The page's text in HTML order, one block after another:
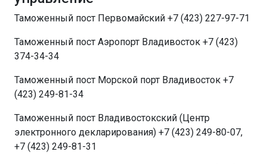
Таможенный пост Первомайский +7 (423) 227-97-71
Таможенный пост Аэропорт Владивосток +7 (423)
374-34-34
Таможенный пост Морской порт Владивосток +7
(423) 249-81-34
Таможенный пост Владивостокский (Центр
электронного декларирования) +7 (423) 249-80-07,
+7 (423) 249-81-31